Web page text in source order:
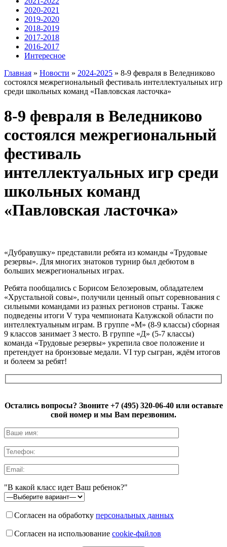
2020-2021
2019-2020
2018-2019
2017-2018
2016-2017
Интересное
Главная » Новости » 2024-2025 » 8-9 февраля в Веледниково
состоялся межрегиональный фестиваль интеллектуальных игр
среди школьных команд «Павловская ласточка»
8-9 февраля в Веледниково
состоялся межрегиональный
фестиваль
интеллектуальных игр среди
школьных команд
«Павловская ласточка»
«Дубравушку» представили ребята из команды «Трудовые
резервы». Для многих знатоков турнир был дебютом в
больших межрегиональных играх.
Ребята пообщались с Борисом Белозеровым, обладателем
«Хрустальной совы», получили ценный опыт соревнования с
сильными командами из разных регионов страны. Также
подведены итоги V тура чемпионата Калужской области по
интеллектуальным играм. В группе «М» (8-9 классы) сборная
9 классов занимает 3 место. В группе «Д» (5-7 классы)
команда «Трудовые резервы» укрепила свое положение и
претендует на бронзовые медали. VI тур сыгран, ждём итогов
и болеем за ребят!
Остались вопросы? Звоните +7 (495) 320-06-40 или оставьте
свой номер и мы Вам перезвоним.
"В какой класс идет Ваш ребенок?"
Согласен на обработку персональных данных
Согласен на использование cookie-файлов